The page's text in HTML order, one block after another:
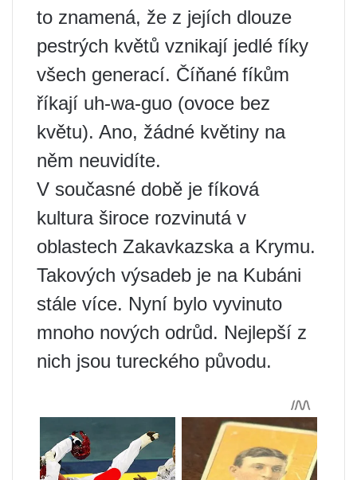
to znamená, že z jejích dlouze
pestrých květů vznikají jedlé fíky
všech generací. Číňané fíkům
říkají uh-wa-guo (ovoce bez
květu). Ano, žádné květiny na
něm neuvidíte.
V současné době je fíková
kultura široce rozvinutá v
oblastech Zakavkazska a Krymu.
Takových výsadeb je na Kubáni
stále více. Nyní bylo vyvinuto
mnoho nových odrůd. Nejlepší z
nich jsou tureckého původu.